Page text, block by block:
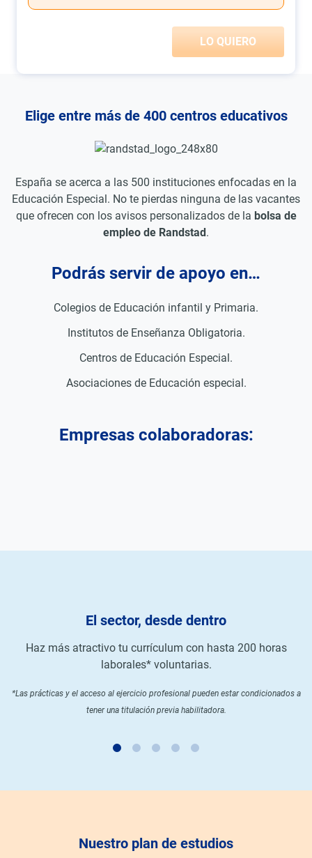
LO QUIERO
Elige entre más de 400 centros educativos
España se acerca a las 500 instituciones enfocadas en la
Educación Especial. No te pierdas ninguna de las vacantes
que ofrecen con los avisos personalizados de la bolsa de
empleo de Randstad.
Podrás servir de apoyo en…
Colegios de Educación infantil y Primaria.
Institutos de Enseñanza Obligatoria.
Centros de Educación Especial.
Asociaciones de Educación especial.
Empresas colaboradoras:
El sector, desde dentro
Haz más atractivo tu currículum con hasta 200 horas
laborales* voluntarias.
*Las prácticas y el acceso al ejercicio profesional pueden estar condicionados a
tener una titulación previa habilitadora.
Nuestro plan de estudios